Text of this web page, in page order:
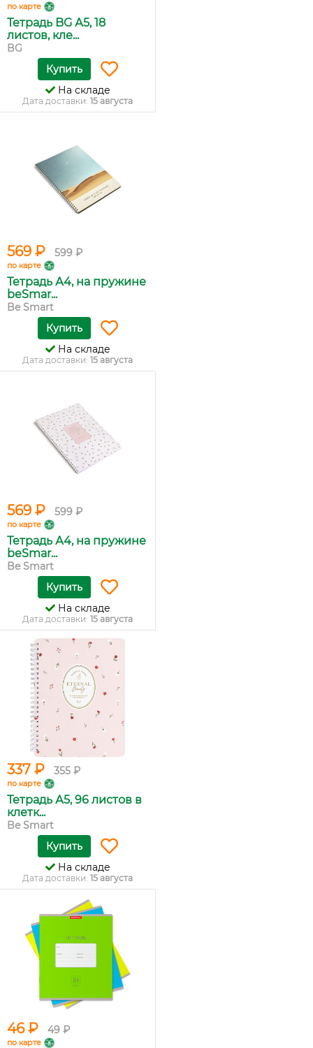
по карте
Тетрадь BG А5, 18
листов, кле...
BG
Купить
На складе
Дата доставки: 15 августа
569 ₽ 599 ₽
по карте
Тетрадь А4, на пружине
beSmar...
Be Smart
Купить
На складе
Дата доставки: 15 августа
569 ₽ 599 ₽
по карте
Тетрадь А4, на пружине
beSmar...
Be Smart
Купить
На складе
Дата доставки: 15 августа
337 ₽ 355 ₽
по карте
Тетрадь А5, 96 листов в
клетк...
Be Smart
Купить
На складе
Дата доставки: 15 августа
46 ₽ 49 ₽
по карте